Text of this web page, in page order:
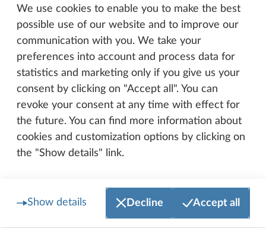
We use cookies to enable you to make the best
possible use of our website and to improve our
communication with you. We take your
preferences into account and process data for
statistics and marketing only if you give us your
consent by clicking on "Accept all". You can
revoke your consent at any time with effect for
the future. You can find more information about
cookies and customization options by clicking on
the "Show details" link.
Show details Decline Accept all
Hobby On Tour 460 DL 5794,=Korting
Mover+Thule
Accu Antenne-voorbereiding Boiler Buitenlamp